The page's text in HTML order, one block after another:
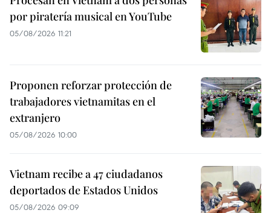
por piratería musical en YouTube
05/08/2026 11:21
Proponen reforzar protección de
trabajadores vietnamitas en el
extranjero
05/08/2026 10:00
Vietnam recibe a 47 ciudadanos
deportados de Estados Unidos
05/08/2026 09:09